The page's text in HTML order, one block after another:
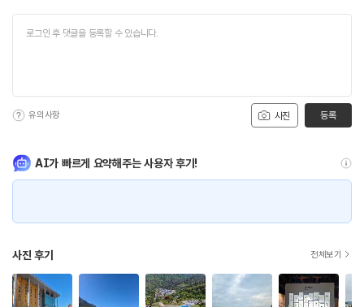
사진
유의사항 등록
AI가 빠르게 요약해주는 사용자 후기!
사진 후기 전체보기